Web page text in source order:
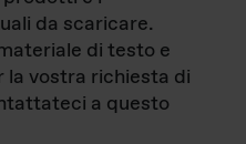
da scaricare.
di testo e
la vostra richiesta di
a questo